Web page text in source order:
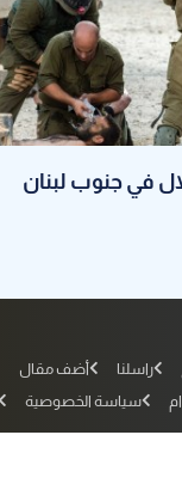
في جنوب لبنان
راسلنا
أضف مقال
سياسة الخصوصية